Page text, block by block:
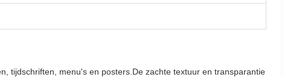
tijdschriften, menu's en posters.De zachte textuur en transparantie